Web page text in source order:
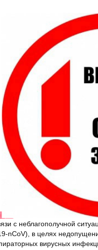
с неблагополучной
nCoV), в целях
вирусных